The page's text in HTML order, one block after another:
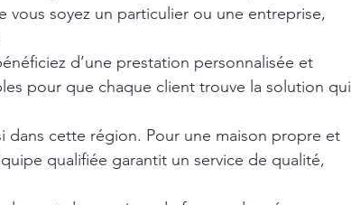
soyez un particulier ou une entreprise,
d’une prestation personnalisée et
pour que chaque client trouve la solution qui
dans cette région. Pour une maison propre et
qualifiée garantit un service de qualité,